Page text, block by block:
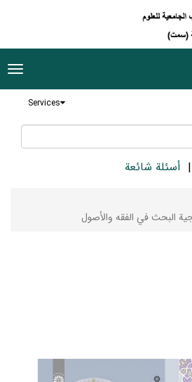
Services
أسئلة شائعة
البحث في الفقه والأصول